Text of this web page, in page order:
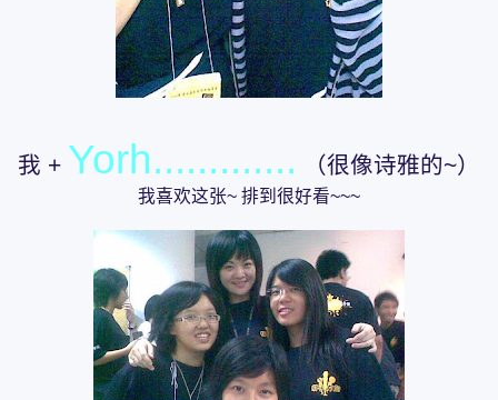
我 + Yorh............. （很像诗雅的~）
我喜欢这张~ 排到很好看~~~